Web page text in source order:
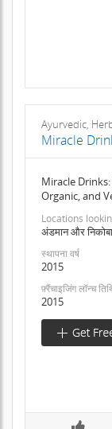
Ayurvedic,
Miracle
Miracle
Organic, and
Locations
अंडमान और
स्थापना वर्ष
2015
फ़्रैंचाइजिंग लॉन्च
2015